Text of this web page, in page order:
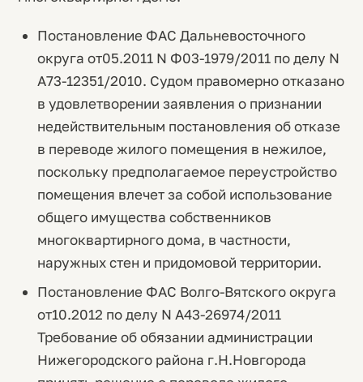
Постановление ФАС Дальневосточного
округа от05.2011 N Ф03-1979/2011 по делу N
А73-12351/2010. Судом правомерно отказано
в удовлетворении заявления о признании
недействительным постановления об отказе
в переводе жилого помещения в нежилое,
поскольку предполагаемое переустройство
помещения влечет за собой использование
общего имущества собственников
многоквартирного дома, в частности,
наружных стен и придомовой территории.
Постановление ФАС Волго-Вятского округа
от10.2012 по делу N А43-26974/2011
Требование об обязании администрации
Нижегородского района г.Н.Новгорода